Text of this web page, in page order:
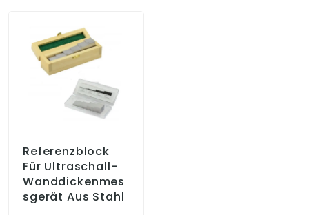
Referenzblock
Für Ultraschall-
Wanddickenmes
Sgerät Aus Stahl